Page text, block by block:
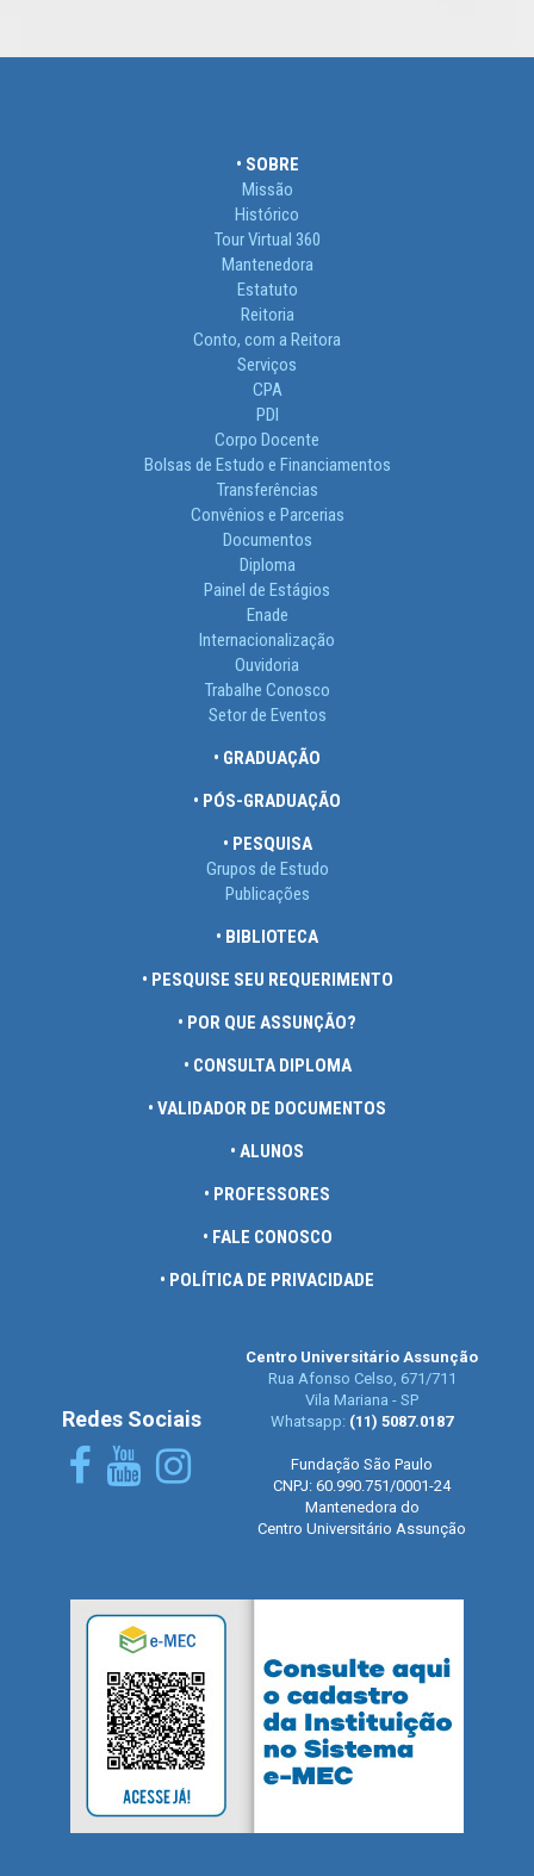
• SOBRE
Missão
Histórico
Tour Virtual 360
Mantenedora
Estatuto
Reitoria
Conto, com a Reitora
Serviços
CPA
PDI
Corpo Docente
Bolsas de Estudo e Financiamentos
Transferências
Convênios e Parcerias
Documentos
Diploma
Painel de Estágios
Enade
Internacionalização
Ouvidoria
Trabalhe Conosco
Setor de Eventos
• GRADUAÇÃO
• PÓS-GRADUAÇÃO
• PESQUISA
Grupos de Estudo
Publicações
• BIBLIOTECA
• PESQUISE SEU REQUERIMENTO
• POR QUE ASSUNÇÃO?
• CONSULTA DIPLOMA
• VALIDADOR DE DOCUMENTOS
• ALUNOS
• PROFESSORES
• FALE CONOSCO
• POLÍTICA DE PRIVACIDADE
Redes Sociais
Centro Universitário Assunção
Rua Afonso Celso, 671/711
Vila Mariana - SP
Whatsapp: (11) 5087.0187
Fundação São Paulo
CNPJ: 60.990.751/0001-24
Mantenedora do
Centro Universitário Assunção